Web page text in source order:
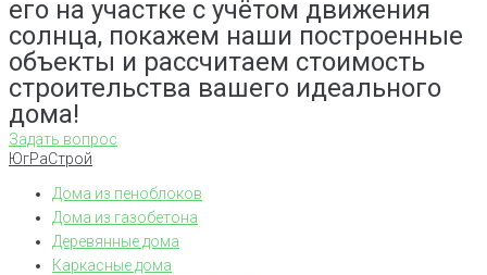
его на участке с учётом движения
солнца, покажем наши построенные
объекты и рассчитаем стоимость
строительства вашего идеального
дома!
Задать вопрос
ЮгРаСтрой
Дома из пеноблоков
Дома из газобетона
Деревянные дома
Каркасные дома